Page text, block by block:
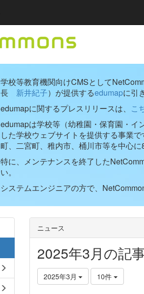
学校等教育機関向けCMSとして
長 新井紀子）が提供するedumapに引
edumapに関するプレスリリースは、 こ
edumapは学校等（幼稚園・保育園・イ
した学校ウェブサイトを提供する事業
町、二宮町、稚内市、桶川市等を中心
特に、メンテナンスを終了した
い。
システムエンジニアの方で、
ニュース
2025年3月の記
2025年3月 10件